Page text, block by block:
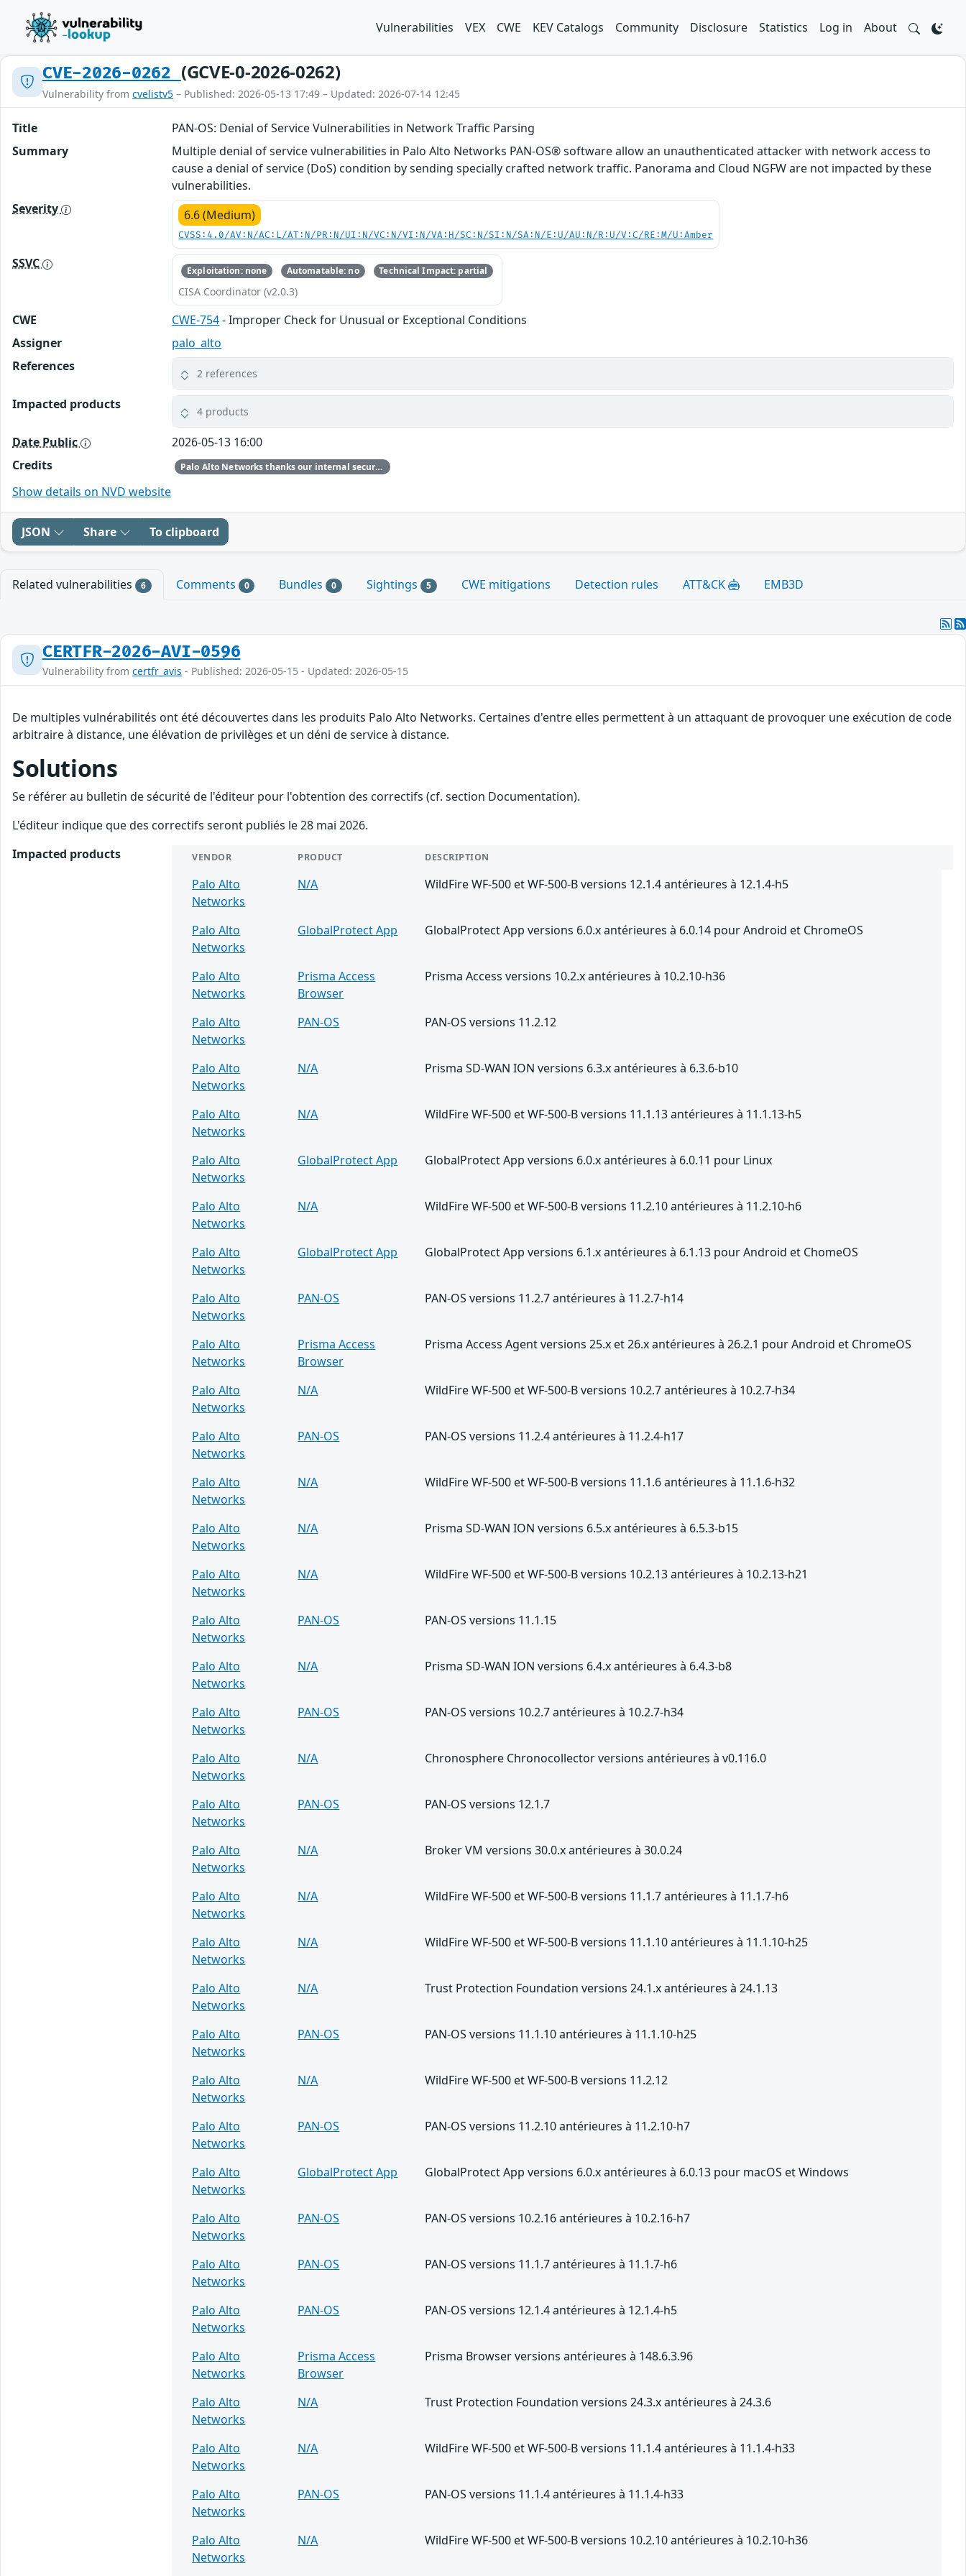
Vulnerabilities VEX CWE KEV Catalogs Community Disclosure Statistics Log in About
CVE-2026-0262 (GCVE-0-2026-0262)
Vulnerability from cvelistv5 – Published: 2026-05-13 17:49 – Updated: 2026-07-14 12:45
Title
PAN-OS: Denial of Service Vulnerabilities in Network Traffic Parsing
Summary
Multiple denial of service vulnerabilities in Palo Alto Networks PAN-OS® software allow an unauthenticated attacker with network access to
cause a denial of service (DoS) condition by sending specially crafted network traffic. Panorama and Cloud NGFW are not impacted by these
vulnerabilities.
Severity
6.6 (Medium)
CVSS:4.0/AV:N/AC:L/AT:N/PR:N/UI:N/VC:N/VI:N/VA:H/SC:N/SI:N/SA:N/E:U/AU:N/R:U/V:C/RE:M/U:Amber
SSVC Exploitation: none Automatable: no Technical Impact: partial
CISA Coordinator (v2.0.3)
CWE CWE-754- Improper Check for Unusual or Exceptional Conditions
Assigner
palo_alto
References
2 references
Impacted products 4 products
Date Public
2026-05-13 16:00
Credits
Palo Alto Networks thanks our internal security research teams for discovering and reporting this issue.
Show details on NVD website
JSON Share To clipboard
Related vulnerabilities 6 Comments 0 Bundles 0 Sightings 5 CWE mitigations Detection rules ATT&CK EMB3D
CERTFR-2026-AVI-0596
Vulnerability from certfr_avis - Published: 2026-05-15 - Updated: 2026-05-15
De multiples vulnérabilités ont été découvertes dans les produits Palo Alto Networks. Certaines d'entre elles permettent à un attaquant de provoquer une exécution de code
arbitraire à distance, une élévation de privilèges et un déni de service à distance.
Solutions
Se référer au bulletin de sécurité de l'éditeur pour l'obtention des correctifs (cf. section Documentation).
L'éditeur indique que des correctifs seront publiés le 28 mai 2026.
Impacted products
VENDOR PRODUCT DESCRIPTION
Palo Alto
Networks
N/A WildFire WF-500 et WF-500-B versions 12.1.4 antérieures à 12.1.4-h5
Palo Alto
Networks
GlobalProtect App GlobalProtect App versions 6.0.x antérieures à 6.0.14 pour Android et ChromeOS
Palo Alto
Networks
Prisma Access
Browser
Prisma Access versions 10.2.x antérieures à 10.2.10-h36
Palo Alto
Networks
PAN-OS PAN-OS versions 11.2.12
Palo Alto
Networks
N/A Prisma SD-WAN ION versions 6.3.x antérieures à 6.3.6-b10
Palo Alto
Networks
N/A WildFire WF-500 et WF-500-B versions 11.1.13 antérieures à 11.1.13-h5
Palo Alto
Networks
GlobalProtect App GlobalProtect App versions 6.0.x antérieures à 6.0.11 pour Linux
Palo Alto
Networks
N/A WildFire WF-500 et WF-500-B versions 11.2.10 antérieures à 11.2.10-h6
Palo Alto
Networks
GlobalProtect App GlobalProtect App versions 6.1.x antérieures à 6.1.13 pour Android et ChomeOS
Palo Alto
Networks
PAN-OS PAN-OS versions 11.2.7 antérieures à 11.2.7-h14
Palo Alto
Networks
Prisma Access
Browser
Prisma Access Agent versions 25.x et 26.x antérieures à 26.2.1 pour Android et ChromeOS
Palo Alto
Networks
N/A WildFire WF-500 et WF-500-B versions 10.2.7 antérieures à 10.2.7-h34
Palo Alto
Networks
PAN-OS PAN-OS versions 11.2.4 antérieures à 11.2.4-h17
Palo Alto
Networks
N/A WildFire WF-500 et WF-500-B versions 11.1.6 antérieures à 11.1.6-h32
Palo Alto
Networks
N/A Prisma SD-WAN ION versions 6.5.x antérieures à 6.5.3-b15
Palo Alto
Networks
N/A WildFire WF-500 et WF-500-B versions 10.2.13 antérieures à 10.2.13-h21
Palo Alto
Networks
PAN-OS PAN-OS versions 11.1.15
Palo Alto
Networks
N/A Prisma SD-WAN ION versions 6.4.x antérieures à 6.4.3-b8
Palo Alto
Networks
PAN-OS PAN-OS versions 10.2.7 antérieures à 10.2.7-h34
Palo Alto
Networks
N/A Chronosphere Chronocollector versions antérieures à v0.116.0
Palo Alto
Networks
PAN-OS PAN-OS versions 12.1.7
Palo Alto
Networks
N/A Broker VM versions 30.0.x antérieures à 30.0.24
Palo Alto
Networks
N/A WildFire WF-500 et WF-500-B versions 11.1.7 antérieures à 11.1.7-h6
Palo Alto
Networks
N/A WildFire WF-500 et WF-500-B versions 11.1.10 antérieures à 11.1.10-h25
Palo Alto
Networks
N/A Trust Protection Foundation versions 24.1.x antérieures à 24.1.13
Palo Alto
Networks
PAN-OS PAN-OS versions 11.1.10 antérieures à 11.1.10-h25
Palo Alto
Networks
N/A WildFire WF-500 et WF-500-B versions 11.2.12
Palo Alto
Networks
PAN-OS PAN-OS versions 11.2.10 antérieures à 11.2.10-h7
Palo Alto
Networks
GlobalProtect App GlobalProtect App versions 6.0.x antérieures à 6.0.13 pour macOS et Windows
Palo Alto
Networks
PAN-OS PAN-OS versions 10.2.16 antérieures à 10.2.16-h7
Palo Alto
Networks
PAN-OS PAN-OS versions 11.1.7 antérieures à 11.1.7-h6
Palo Alto
Networks
PAN-OS PAN-OS versions 12.1.4 antérieures à 12.1.4-h5
Palo Alto
Networks
Prisma Access
Browser
Prisma Browser versions antérieures à 148.6.3.96
Palo Alto
Networks
N/A Trust Protection Foundation versions 24.3.x antérieures à 24.3.6
Palo Alto
Networks
N/A WildFire WF-500 et WF-500-B versions 11.1.4 antérieures à 11.1.4-h33
Palo Alto
Networks
PAN-OS PAN-OS versions 11.1.4 antérieures à 11.1.4-h33
Palo Alto
Networks
N/A WildFire WF-500 et WF-500-B versions 10.2.10 antérieures à 10.2.10-h36